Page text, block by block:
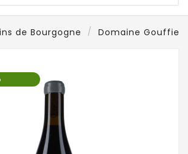
de Bourgogne Domaine Gouffier